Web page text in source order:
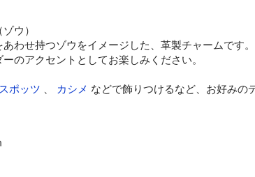
ウ）
わせ持つゾウをイメージした、革製チャームです。
のアクセントとしてお楽しみください。
スポッツ 、 カシメ などで飾りつけるなど、お好みの